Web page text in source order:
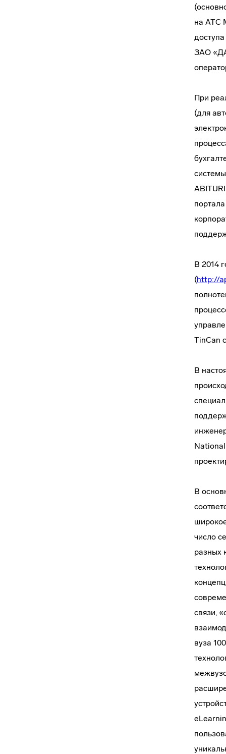
на АТС
ЗАО
При
(для
В 2014
(http://
TinCan
В
В
число
разных
связи,
вуза